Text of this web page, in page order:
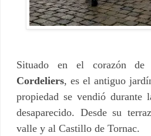
Situado en el corazón
Cordeliers, es el antiguo
propiedad se vendió durante
desaparecido. Desde su
valle y al Castillo de Tornac.